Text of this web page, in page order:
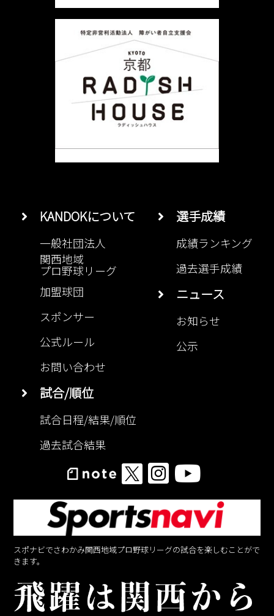
KANDOKについて
一般社団法人
関西地域
プロ野球リーグ
加盟球団
スポンサー
公式ルール
お問い合わせ
試合/順位
試合日程/結果/順位
過去試合結果
選手成績
成績ランキング
過去選手成績
ニュース
お知らせ
公示
スポナビでさわかみ関西地域プロ野球リーグの試合を楽しむことがで
きます。